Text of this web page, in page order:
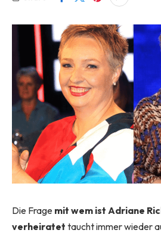
Die Frage mit wem ist Adriane
verheiratet taucht immer wieder